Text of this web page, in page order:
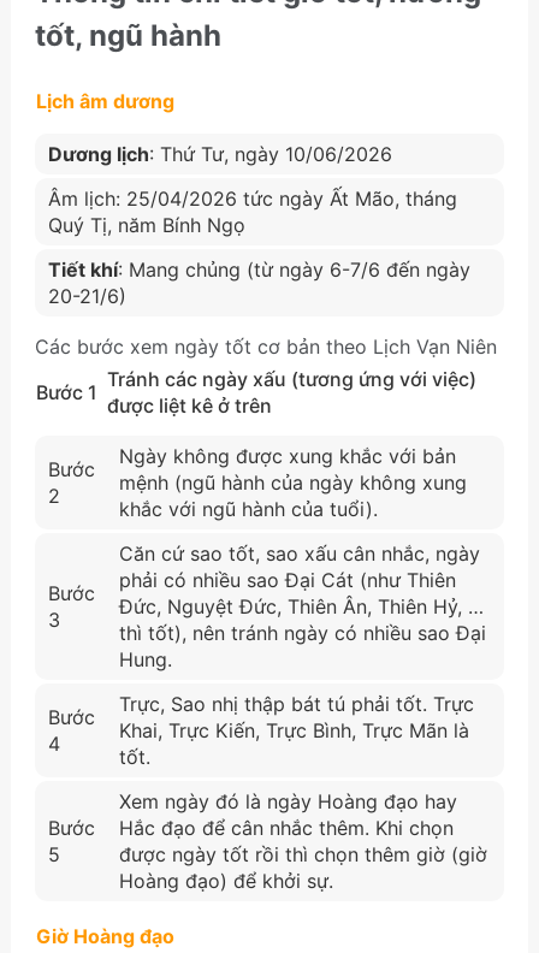
tốt, ngũ hành
Lịch âm dương
Dương lịch: Thứ Tư, ngày 10/06/2026
Âm lịch: 25/04/2026 tức ngày Ất Mão, tháng
Quý Tị, năm Bính Ngọ
Tiết khí: Mang chủng (từ ngày 6-7/6 đến ngày
20-21/6)
Các bước xem ngày tốt cơ bản theo Lịch Vạn Niên
Bước 1
Tránh các ngày xấu (tương ứng với việc)
được liệt kê ở trên
Bước
2
Ngày không được xung khắc với bản
mệnh (ngũ hành của ngày không xung
khắc với ngũ hành của tuổi).
Bước
3
Căn cứ sao tốt, sao xấu cân nhắc, ngày
phải có nhiều sao Đại Cát (như Thiên
Đức, Nguyệt Đức, Thiên Ân, Thiên Hỷ, …
thì tốt), nên tránh ngày có nhiều sao Đại
Hung.
Bước
4
Trực, Sao nhị thập bát tú phải tốt. Trực
Khai, Trực Kiến, Trực Bình, Trực Mãn là
tốt.
Bước
5
Xem ngày đó là ngày Hoàng đạo hay
Hắc đạo để cân nhắc thêm. Khi chọn
được ngày tốt rồi thì chọn thêm giờ (giờ
Hoàng đạo) để khởi sự.
Giờ Hoàng đạo